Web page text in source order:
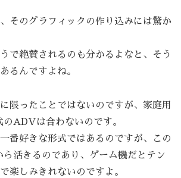
そのグラフィックの作り込みには驚か
で絶賛されるのも分かるよなと、そう
るんですよね。
限ったことではないのですが、家庭用
のADVは合わないのです。
番好きな形式ではあるのですが、この
ら活きるのであり、ゲーム機だとテン
楽しみきれないのですよ。